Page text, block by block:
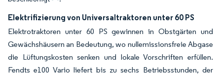
Elektrifizierung von Universaltraktoren unter 60 PS
Elektrotraktoren unter 60 PS gewinnen in Obstgärten und
Gewächshäusern an Bedeutung, wo nullemissionsfreie Abgase
die Lüftungskosten senken und lokale Vorschriften erfüllen.
Fendts e100 Vario liefert bis zu sechs Betriebsstunden, der